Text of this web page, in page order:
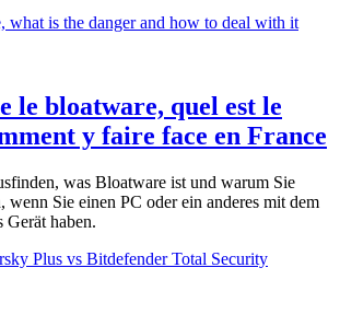
le bloatware, quel est le
y faire face en France
was Bloatware ist und warum Sie
wenn Sie einen PC oder ein anderes mit dem
Gerät haben.